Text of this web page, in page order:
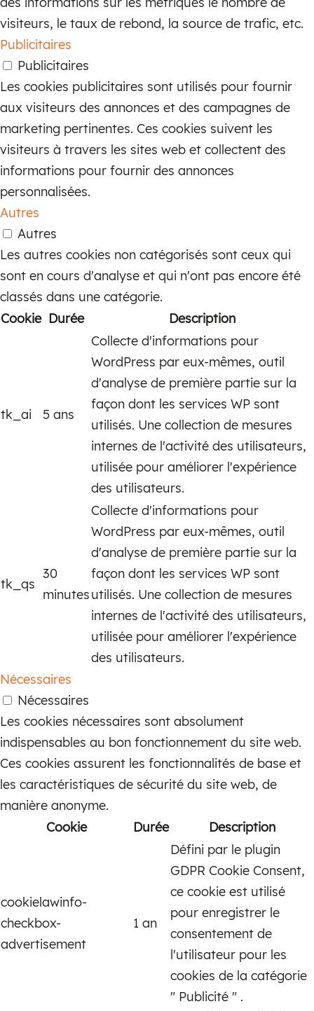
visiteurs, le taux de rebond, la source de trafic, etc.
Publicitaires
Publicitaires
Les cookies publicitaires sont utilisés pour fournir
aux visiteurs des annonces et des campagnes de
marketing pertinentes. Ces cookies suivent les
visiteurs à travers les sites web et collectent des
informations pour fournir des annonces
personnalisées.
Autres
Autres
Les autres cookies non catégorisés sont ceux qui
sont en cours d'analyse et qui n'ont pas encore été
classés dans une catégorie.
Cookie Durée Description
tk_ai 5 ans
Collecte d'informations pour
WordPress par eux-mêmes, outil
d'analyse de première partie sur la
façon dont les services WP sont
utilisés. Une collection de mesures
internes de l'activité des utilisateurs,
utilisée pour améliorer l'expérience
des utilisateurs.
tk_qs
30
minutes
Collecte d'informations pour
WordPress par eux-mêmes, outil
d'analyse de première partie sur la
façon dont les services WP sont
utilisés. Une collection de mesures
internes de l'activité des utilisateurs,
utilisée pour améliorer l'expérience
des utilisateurs.
Nécessaires
Nécessaires
Les cookies nécessaires sont absolument
indispensables au bon fonctionnement du site web.
Ces cookies assurent les fonctionnalités de base et
les caractéristiques de sécurité du site web, de
manière anonyme.
Cookie
Durée Description
cookielawinfo-
checkbox-
advertisement
1 an
Défini par le plugin
GDPR Cookie Consent,
ce cookie est utilisé
pour enregistrer le
consentement de
l'utilisateur pour les
cookies de la catégorie
" Publicité " .